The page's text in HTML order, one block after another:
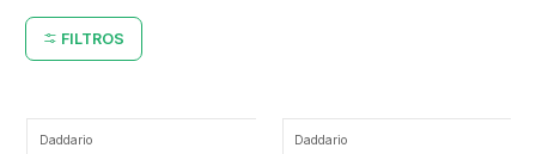
FILTROS
Daddario Daddario